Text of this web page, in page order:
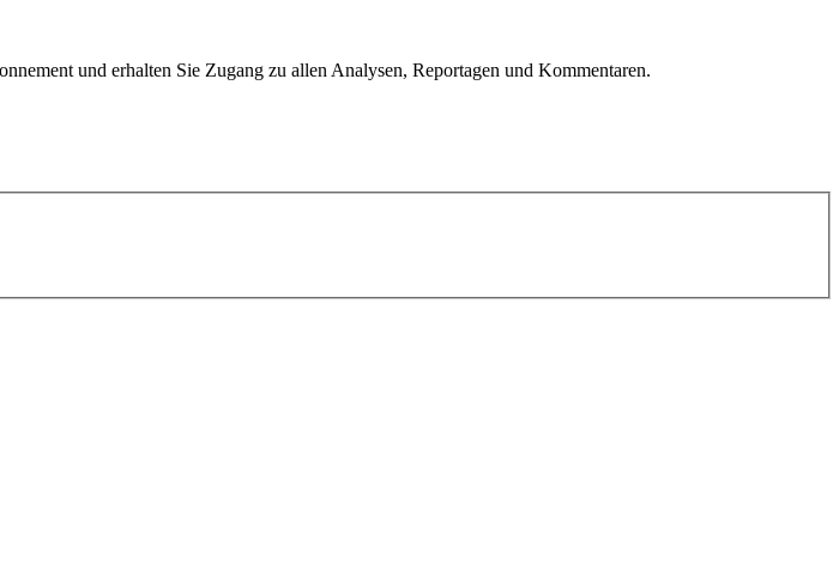
und erhalten Sie Zugang zu allen Analysen, Reportagen und Kommentaren.